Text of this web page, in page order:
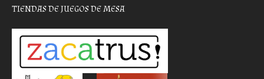
TIENDAS DE JUEGOS DE MESA